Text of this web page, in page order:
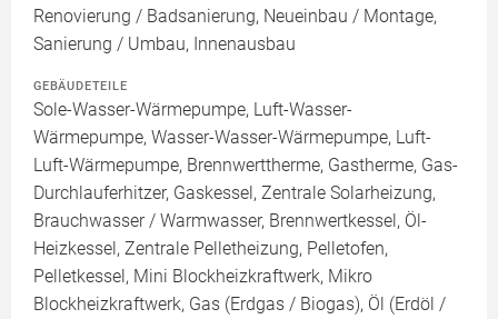
Renovierung / Badsanierung, Neueinbau / Montage,
Sanierung / Umbau, Innenausbau
GEBÄUDETEILE
Sole-Wasser-Wärmepumpe, Luft-Wasser-
Wärmepumpe, Wasser-Wasser-Wärmepumpe, Luft-
Luft-Wärmepumpe, Brennwerttherme, Gastherme, Gas-
Durchlauferhitzer, Gaskessel, Zentrale Solarheizung,
Brauchwasser / Warmwasser, Brennwertkessel, Öl-
Heizkessel, Zentrale Pelletheizung, Pelletofen,
Pelletkessel, Mini Blockheizkraftwerk, Mikro
Blockheizkraftwerk, Gas (Erdgas / Biogas), Öl (Erdöl /